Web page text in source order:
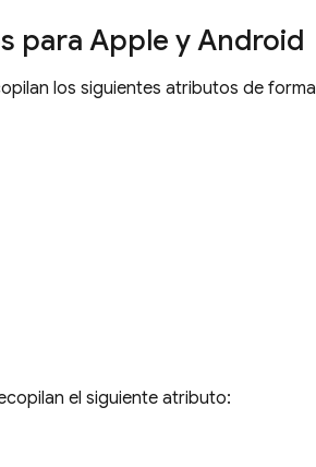
para Apple y Android
los siguientes atributos de forma
el siguiente atributo: